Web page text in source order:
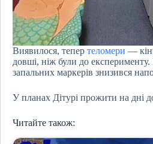
Виявилося, тепер теломери —
довші, ніж були до експерименту.
запальних маркерів знизився
У планах Дітурі прожити на дні
Читайте також: